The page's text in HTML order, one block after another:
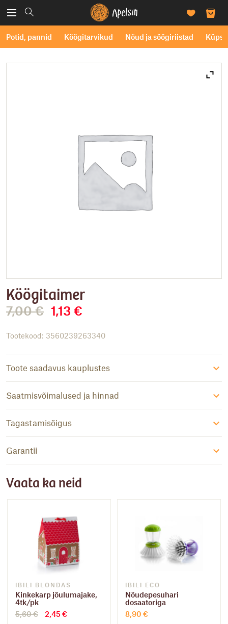
Potid, pannid Köögitarvikud Nõud ja söögiriistad
Köögitaimer
7,00€
Algne
hind
7,00 €.
1,13 €
1,13 €.
Tootekood: 3560239263340
Toote saadavus kauplustes
Saatmisvõimalused ja hinnad
Tagastamisõigus
Garantii
Vaata ka neid
IBILI BLONDAS
Kinkekarp jõulumajake,
4tk/pk
5,60€
Algne
2,45€
IBILI ECO
Nõudepesuhari
dosaatoriga
8,90 €